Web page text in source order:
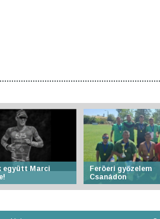
együtt Marci
Feröeri győzelem
Csanádon